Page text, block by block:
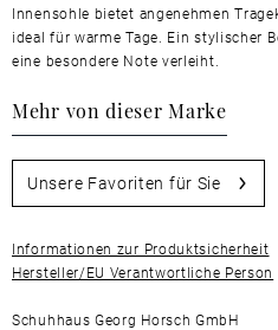
Innensohle bietet angenehmen
ideal für warme Tage. Ein stylischer
eine besondere Note verleiht.
Mehr von dieser Marke
Unsere Favoriten für Sie
Informationen zur Produktsicherheit
Hersteller/EU Verantwortliche Person
Schuhhaus Georg Horsch GmbH